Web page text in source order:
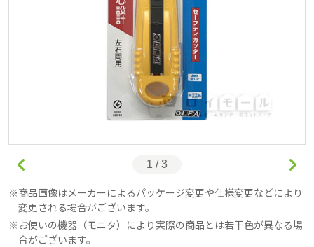
1 / 3
商品画像はメーカーによるパッケージ変更や仕様変更などにより
変更される場合がございます。
お使いの機器（モニタ）により実際の商品とは若干色が異なる場
合がございます。